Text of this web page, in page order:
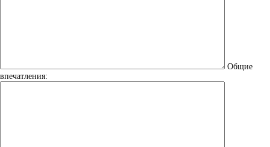
Общие
впечатления: